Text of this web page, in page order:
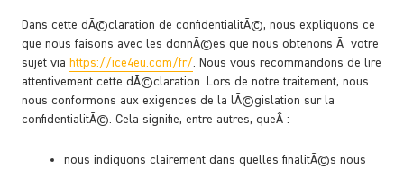
Dans cette dÃ©claration de confidentialitÃ©, nous expliquons ce
que nous faisons avec les donnÃ©es que nous obtenons Ã votre
sujet via https://ice4eu.com/fr/. Nous vous recommandons de lire
attentivement cette dÃ©claration. Lors de notre traitement, nous
nous conformons aux exigences de la lÃ©gislation sur la
confidentialitÃ©. Cela signifie, entre autres, queÂ :
nous indiquons clairement dans quelles finalitÃ©s nous